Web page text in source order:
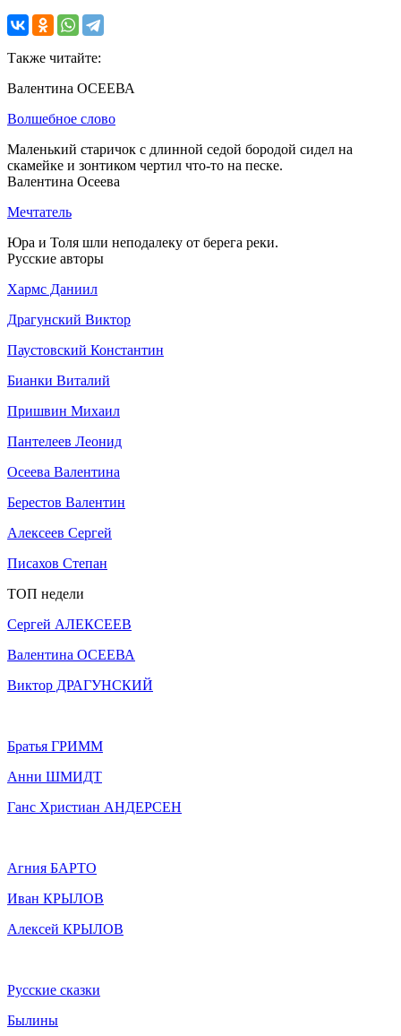
Также читайте:
Валентина ОСЕЕВА
Волшебное слово
Маленький старичок с длинной седой бородой сидел на
скамейке и зонтиком чертил что-то на песке.
Валентина Осеева
Мечтатель
Юра и Толя шли неподалеку от берега реки.
Русские авторы
Хармс Даниил
Драгунский Виктор
Паустовский Константин
Бианки Виталий
Пришвин Михаил
Пантелеев Леонид
Осеева Валентина
Берестов Валентин
Алексеев Сергей
Писахов Степан
ТОП недели
Сергей АЛЕКСЕЕВ
Валентина ОСЕЕВА
Виктор ДРАГУНСКИЙ
Братья ГРИММ
Анни ШМИДТ
Ганс Христиан АНДЕРСЕН
Агния БАРТО
Иван КРЫЛОВ
Алексей КРЫЛОВ
Русские сказки
Былины